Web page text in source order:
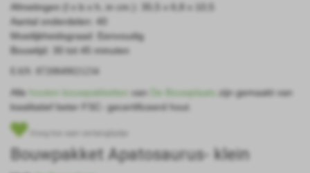
Afmetingen (l x b x h, in cm.): 35,5 x 6,8 x 10,5
Aantal onderdelen: 40
Moeilijkheidsgraad: Eenvoudig
Bouwtijd: 30 tot 45 minuten
EAN: 8720849021234
Alle houten bouwpakketten van De Bouwplaats zijn gemaakt van
kwalitatief beter FSC- gecertificeerd hout.
Voeg toe aan verlanglijstje
Bouwpakket Apatosaurus- klein